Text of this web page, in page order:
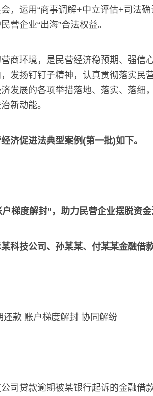
，运用“商事调解+中立评估+司法
营企业“出海”合法权益。
环境，是民营经济稳预期、强信
发扬钉钉子精神，认真贯彻落实民
发展的各项举措落地、落实、落细
新动能。
济促进法典型案例(第一批)如下。
梯度解封”，助力民营企业摆脱资
科技公司、孙某某、付某某金融借
款 账户梯度解封 协同解纷
贷款逾期被某银行起诉的金融借